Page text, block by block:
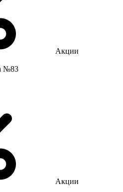
Акции
№83
Акции